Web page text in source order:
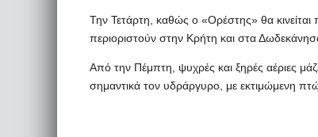
Την Τετάρτη, καθώς ο «Ορέστης» θα κινείται
περιοριστούν στην Κρήτη και στα
Από την Πέμπτη, ψυχρές και ξηρές αέριες
σημαντικά τον υδράργυρο, με εκτιμώμενη